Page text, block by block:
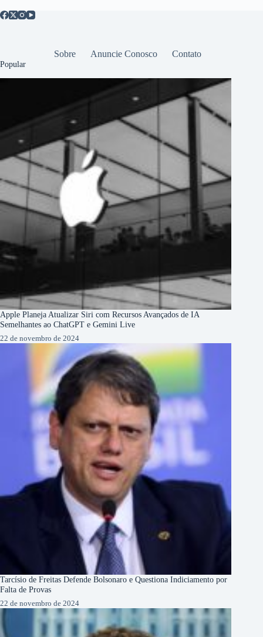
Sobre Anuncie Conosco Contato
Popular
Apple Planeja Atualizar Siri com Recursos Avançados de IA
Semelhantes ao ChatGPT e Gemini Live
22 de novembro de 2024
Tarcísio de Freitas Defende Bolsonaro e Questiona Indiciamento por
Falta de Provas
22 de novembro de 2024